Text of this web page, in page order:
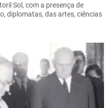
Sol, com a presença de
diplomatas, das artes, ciências